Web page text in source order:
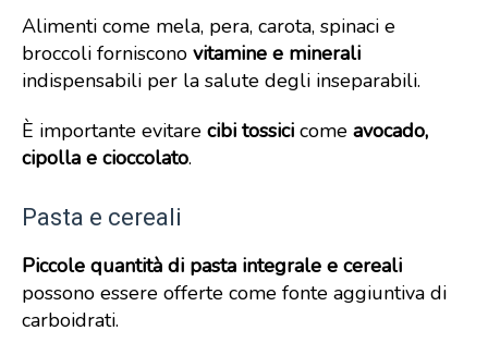
Alimenti come mela, pera, carota, spinaci e
broccoli forniscono vitamine e minerali
indispensabili per la salute degli inseparabili.
È importante evitare cibi tossici come avocado,
cipolla e cioccolato.
Pasta e cereali
Piccole quantità di pasta integrale e cereali
possono essere offerte come fonte aggiuntiva di
carboidrati.